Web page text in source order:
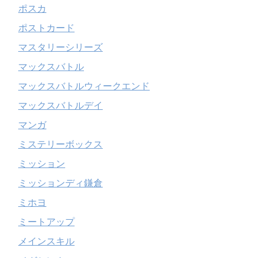
ポスカ
ポストカード
マスタリーシリーズ
マックスバトル
マックスバトルウィークエンド
マックスバトルデイ
マンガ
ミステリーボックス
ミッション
ミッションディ鎌倉
ミホヨ
ミートアップ
メインスキル